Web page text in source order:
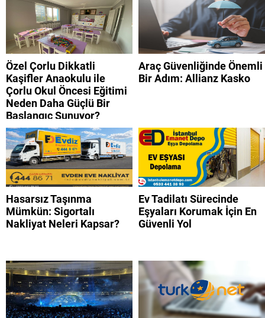
Özel Çorlu Dikkatli
Kaşifler Anaokulu ile
Çorlu Okul Öncesi Eğitimi
Neden Daha Güçlü Bir
Başlangıç Sunuyor?
Araç Güvenliğinde Önemli
Bir Adım: Allianz Kasko
Hasarsız Taşınma
Mümkün: Sigortalı
Nakliyat Neleri Kapsar?
Ev Tadilatı Sürecinde
Eşyaları Korumak İçin En
Güvenli Yol